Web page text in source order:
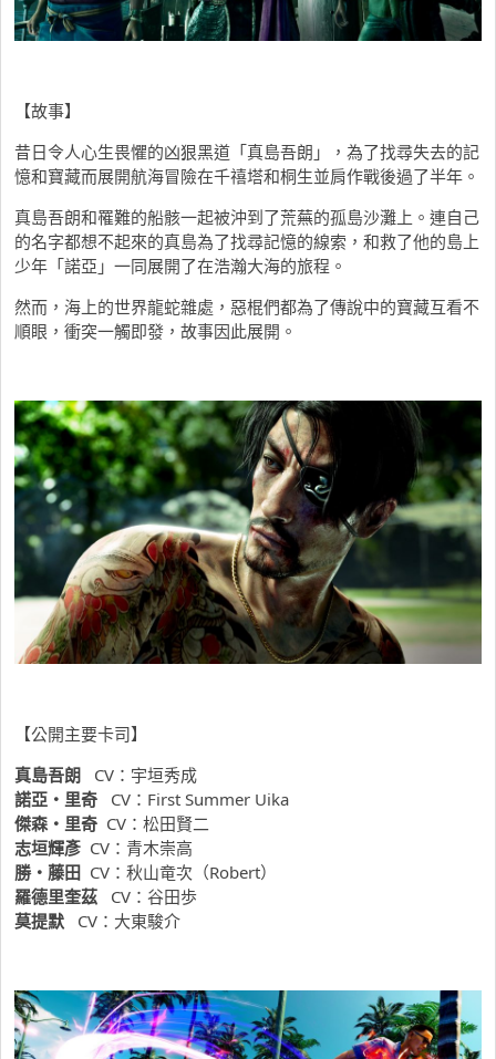
【故事】
昔日令人心生畏懼的凶狠黑道「真島吾朗」，為了找尋失去的記
憶和寶藏而展開航海冒險在千禧塔和桐生並肩作戰後過了半年。
真島吾朗和罹難的船骸一起被沖到了荒蕪的孤島沙灘上。連自己
的名字都想不起來的真島為了找尋記憶的線索，和救了他的島上
少年「諾亞」一同展開了在浩瀚大海的旅程。
然而，海上的世界龍蛇雜處，惡棍們都為了傳說中的寶藏互看不
順眼，衝突一觸即發，故事因此展開。
【公開主要卡司】
真島吾朗 CV：宇垣秀成
諾亞・里奇 CV：First Summer Uika
傑森・里奇 CV：松田賢二
志垣輝彥 CV：青木崇高
勝・藤田 CV：秋山竜次（Robert）
羅德里奎茲 CV：谷田歩
莫提默 CV：大東駿介